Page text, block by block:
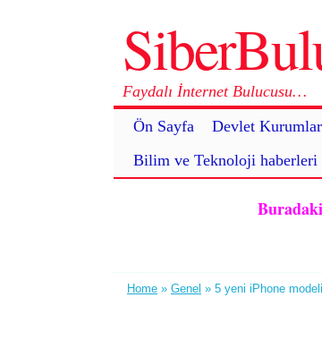
Faydalı İnternet Bulucusu…
Ön Sayfa
Devlet
Bilim ve Teknoloji haberleri
Home » Genel » 5 yeni iPhone